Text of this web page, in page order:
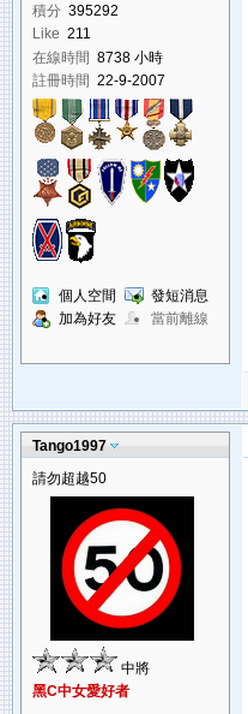
積分 395292
Like 211
在線時間 8738 小時
註冊時間 22-9-2007
個人空間
發短消息
加為好友
當前離線
Tango1997
請勿超越50
中將
黑C中女愛好者